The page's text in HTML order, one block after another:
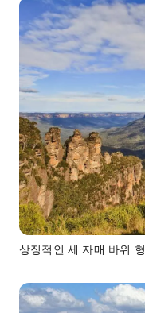
상징적인 세 자매 바위